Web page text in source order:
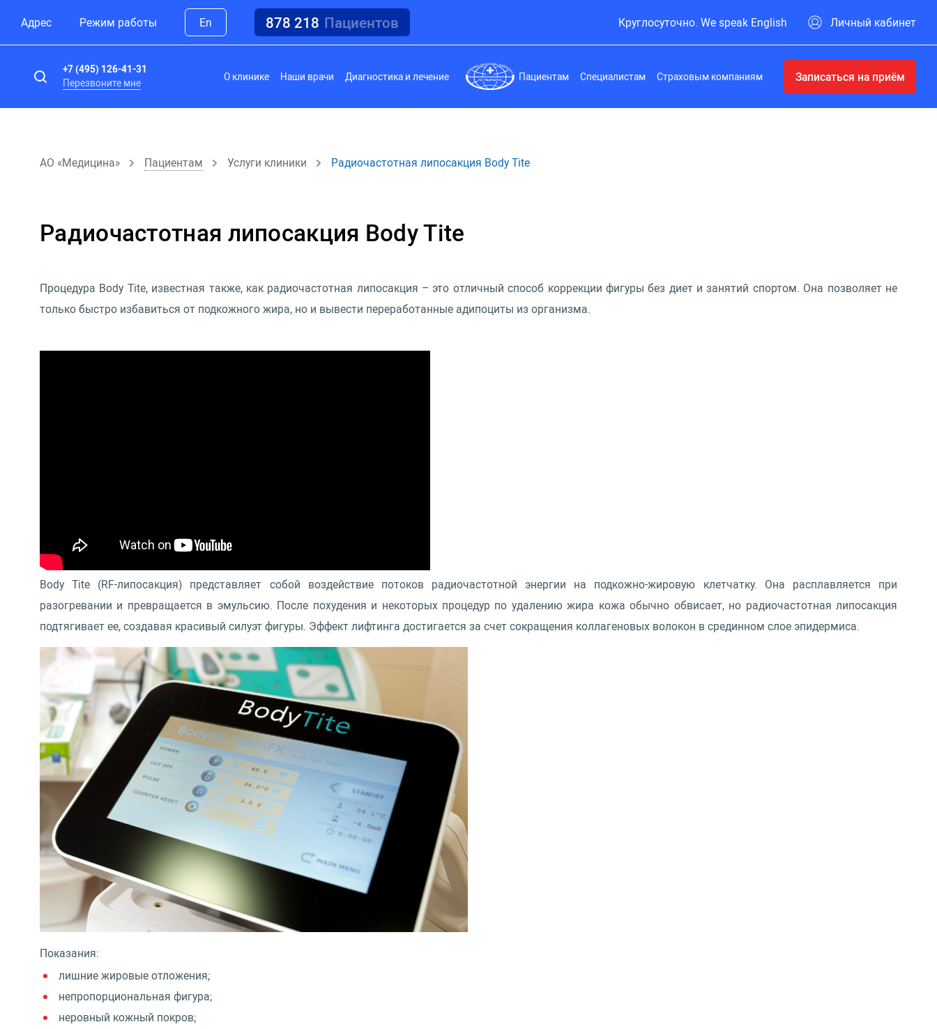
Адрес Режим работы En 878 218 Пациентов Круглосуточно. We speak English Личный кабинет
+7 (495) 126-41-31
Перезвоните мне
О клинике Наши врачи Диагностика и лечение Пациентам Специалистам Страховым компаниям Записаться на приём
АО «Медицина» Пациентам Услуги клиники Радиочастотная липосакция Body Tite
Радиочастотная липосакция Body Tite
Процедура Body Tite, известная также, как радиочастотная липосакция – это отличный способ коррекции фигуры без диет и занятий спортом. Она позволяет не
только быстро избавиться от подкожного жира, но и вывести переработанные адипоциты из организма.
Body Tite (RF-липосакция) представляет собой воздействие потоков радиочастотной энергии на подкожно-жировую клетчатку. Она расплавляется при
разогревании и превращается в эмульсию. После похудения и некоторых процедур по удалению жира кожа обычно обвисает, но радиочастотная липосакция
подтягивает ее, создавая красивый силуэт фигуры. Эффект лифтинга достигается за счет сокращения коллагеновых волокон в срединном слое эпидермиса.
Показания:
лишние жировые отложения;
непропорциональная фигура;
неровный кожный покров;